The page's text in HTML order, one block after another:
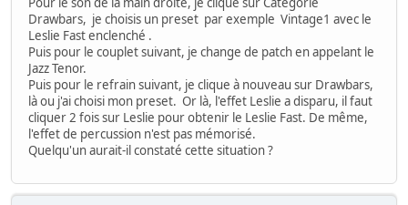
Drawbars, je choisis un preset par exemple Vintage1 avec le
Leslie Fast enclenché .
Puis pour le couplet suivant, je change de patch en appelant le
Jazz Tenor.
Puis pour le refrain suivant, je clique à nouveau sur Drawbars,
là ou j'ai choisi mon preset. Or là, l'effet Leslie a disparu, il faut
cliquer 2 fois sur Leslie pour obtenir le Leslie Fast. De même,
l'effet de percussion n'est pas mémorisé.
Quelqu'un aurait-il constaté cette situation ?